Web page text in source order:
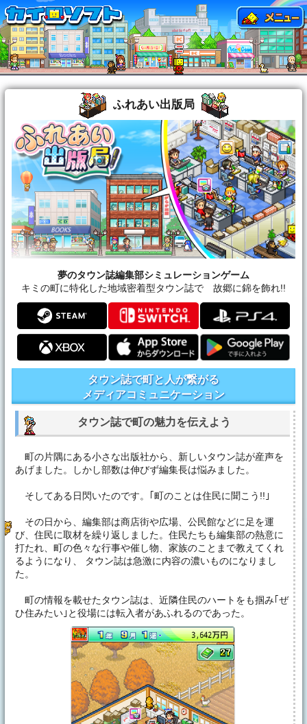
ふれあい出版局
夢のタウン誌編集部シミュレーションゲーム
キミの町に特化した地域密着型タウン誌で 故郷に錦を飾れ!!
タウン誌で町と人が繋がる
メディアコミュニケーション
タウン誌で町の魅力を伝えよう
町の片隅にある小さな出版社から、新しいタウン誌が産声を
あげました。しかし部数は伸びず編集長は悩みました。
そしてある日閃いたのです。｢町のことは住民に聞こう!!｣
その日から、編集部は商店街や広場、公民館などに足を運
び、住民に取材を繰り返しました。住民たちも編集部の熱意に
打たれ、町の色々な行事や催し物、家族のことまで教えてくれ
るようになり、 タウン誌は急激に内容の濃いものになりまし
た。
町の情報を載せたタウン誌は、近隣住民のハートをも掴み｢ぜ
ひ住みたい｣と役場には転入者があふれるのであった。